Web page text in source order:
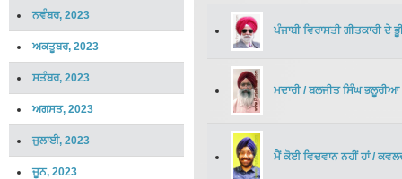
ਨਵੰਬਰ, 2023
ਅਕਤੂਬਰ, 2023
ਸਤੰਬਰ, 2023
ਅਗਸਤ, 2023
ਜੁਲਾਈ, 2023
ਜੂਨ, 2023
ਪੰਜਾਬੀ ਵਿਰਾਸਤੀ ਗੀਤਕਾਰੀ ਦੇ
ਮਦਾਰੀ/ ਬਲਜੀਤ ਸਿੰਘ ਭਲੂਰੀਆ
ਮੈਂ ਕੋਈ ਵਿਦਵਾਨ ਨਹੀਂ ਹਾਂ/